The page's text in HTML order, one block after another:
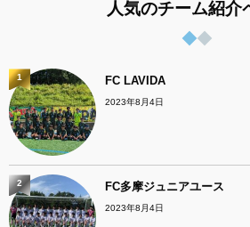
人気のチーム紹介
FC LAVIDA
2023年8月4日
1
FC多摩ジュニアユース
2023年8月4日
2